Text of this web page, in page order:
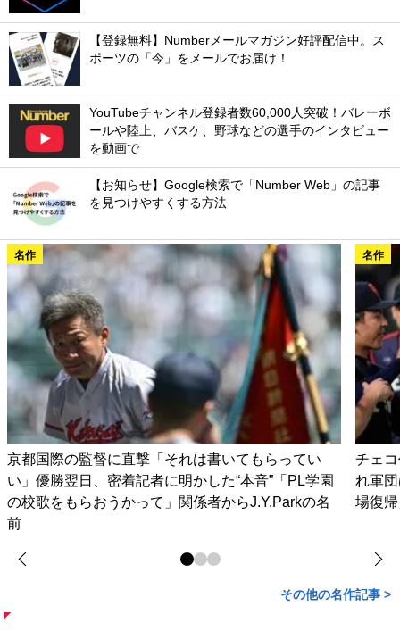
【登録無料】Numberメールマガジン好評配信中。ス
ポーツの「今」をメールでお届け！
YouTubeチャンネル登録者数60,000人突破！バレーボ
ールや陸上、バスケ、野球などの選手のインタビュー
を動画で
【お知らせ】Google検索で「Number Web」の記事
を見つけやすくする方法
名作
京都国際の監督に直撃「それは書いてもらってい
い」優勝翌日、密着記者に明かした“本音”「PL学園
の校歌をもらおうかって」関係者からJ.Y.Parkの名
前
名作
チェ
れ軍
場復
その他の名作記事 >